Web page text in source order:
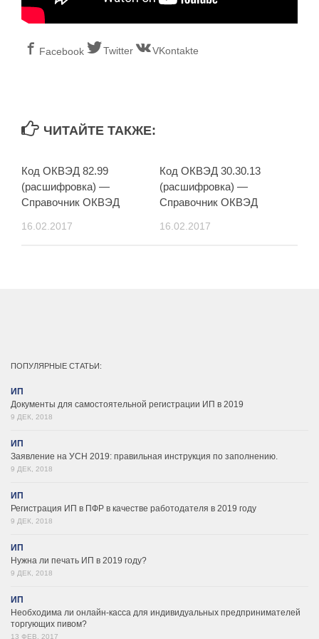
Facebook Twitter VKontakte
ЧИТАЙТЕ ТАКЖЕ:
Код ОКВЭД 82.99
(расшифровка) —
Справочник ОКВЭД
16.02.2017
Код ОКВЭД 30.30.13
(расшифровка) —
Справочник ОКВЭД
16.02.2017
ПОПУЛЯРНЫЕ СТАТЬИ:
ИП
Документы для самостоятельной регистрации ИП в 2019
9 ДЕК, 2018
ИП
Заявление на УСН 2019: правильная инструкция по заполнению.
9 ДЕК, 2018
ИП
Регистрация ИП в ПФР в качестве работодателя в 2019 году
9 ДЕК, 2018
ИП
Нужна ли печать ИП в 2019 году?
9 ДЕК, 2018
ИП
Необходима ли онлайн-касса для индивидуальных предпринимателей
торгующих пивом?
13 ФЕВ, 2017